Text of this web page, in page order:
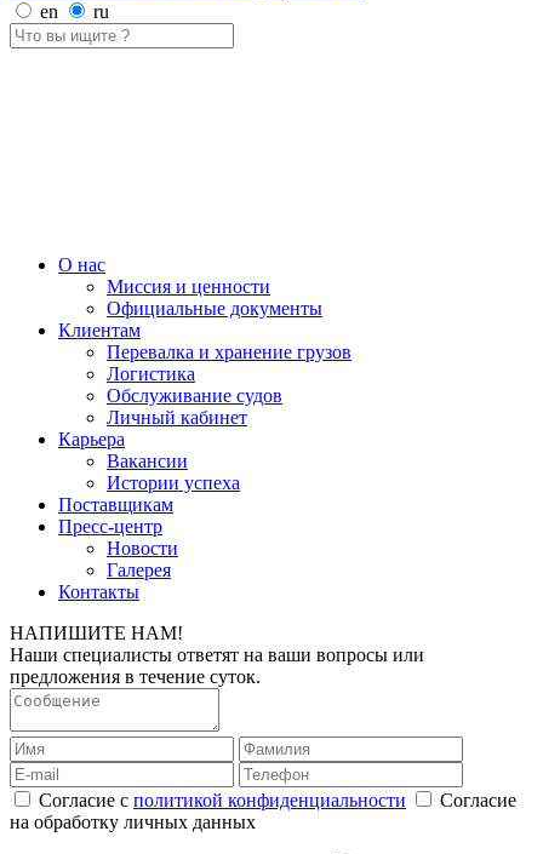
en
ru
О нас
Миссия и ценности
Официальные документы
Клиентам
Перевалка и хранение грузов
Логистика
Обслуживание судов
Личный кабинет
Карьера
Вакансии
Истории успеха
Поставщикам
Пресс-центр
Новости
Галерея
Контакты
НАПИШИТЕ НАМ!
Наши специалисты ответят на ваши вопросы или
предложения в течение суток.
Согласие с политикой конфиденциальности
Согласие
на обработку личных данных